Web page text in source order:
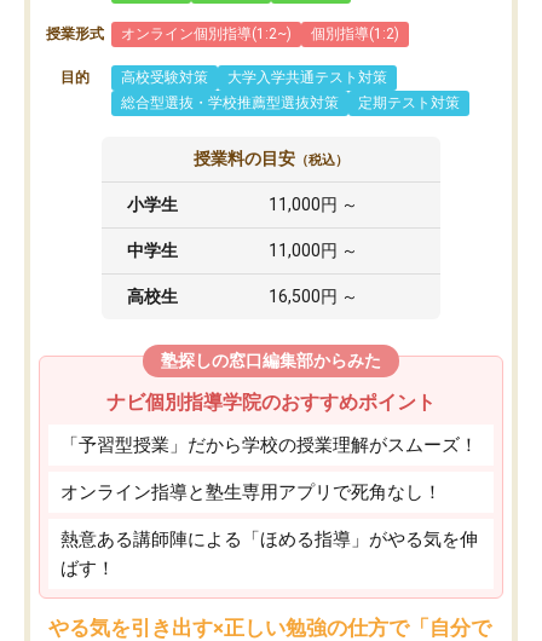
授業形式 オンライン個別指導(1:2~) 個別指導(1:2)
目的 高校受験対策
大学入学共通テスト対策
総合型選抜・学校推薦型選抜対策
定期テスト対策
授業料の目安 （税込）
小学生 11,000円 ～
中学生 11,000円 ～
高校生 16,500円 ～
塾探しの窓口編集部からみた
ナビ個別指導学院のおすすめポイント
「予習型授業」だから学校の授業理解がスムーズ！
オンライン指導と塾生専用アプリで死角なし！
熱意ある講師陣による「ほめる指導」がやる気を伸
ばす！
やる気を引き出す×正しい勉強の仕方で「自分で